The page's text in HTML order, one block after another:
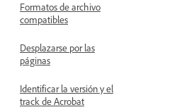
Formatos de archivo
compatibles
Desplazarse por las
páginas
Identificar la versión y el
track de Acrobat